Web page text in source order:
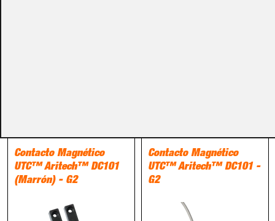
Contacto Magnético
UTC™ Aritech™ DC101
(Marrón) - G2
Contacto Magnético
UTC™ Aritech™ DC101 -
G2